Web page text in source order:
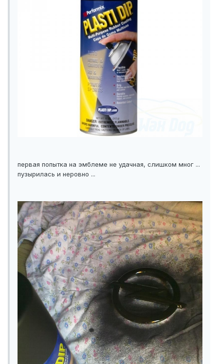
первая попытка на эмблеме не удачная, слишком мног ...
пузырилась и неровно ...